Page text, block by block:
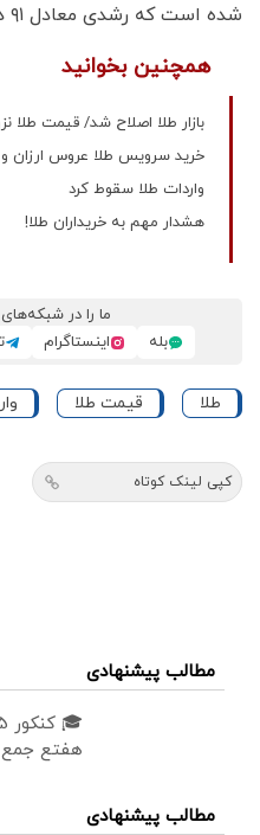
شده است که رشدی معادل ۹۱ درصد داشته است.
همچنین بخوانید
بازار طلا اصلاح شد/ قیمت طلا
خرید سرویس طلا عروس ارزان
واردات طلا سقوط کرد
هشدار مهم به خریداران طلا!
ما را در
بله
اینستاگرام
طلا قیمت طلا
کپی لینک کوتاه
مطالب پیشنهادی
هفتع
مطالب پیشنهادی